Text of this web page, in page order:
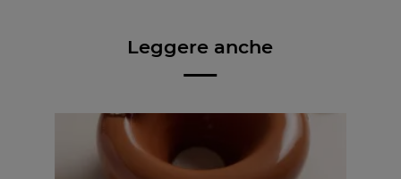
Leggere anche